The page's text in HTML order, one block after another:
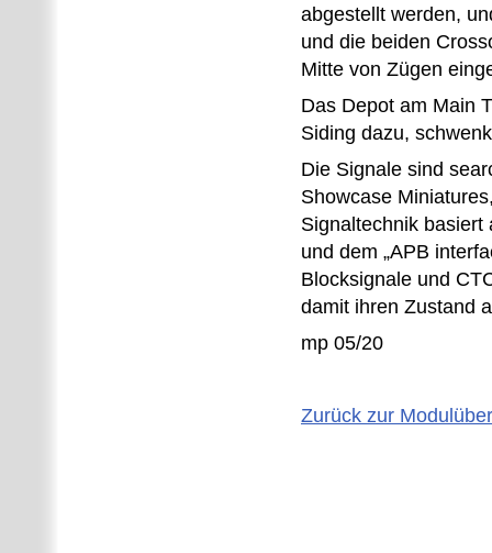
abgestellt werden,
und die beiden
Mitte von Zügen
Das Depot am Main
Siding dazu,
Die Signale sind
Showcase
Signaltechnik basiert
und dem „APB
Blocksignale und
damit ihren Zustand
mp 05/20
Zurück zur